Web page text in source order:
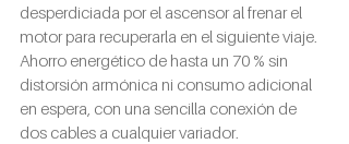
desperdiciada por el ascensor al frenar el
motor para recuperarla en el siguiente viaje.
Ahorro energético de hasta un 70 % sin
distorsión armónica ni consumo adicional
en espera, con una sencilla conexión de
dos cables a cualquier variador.